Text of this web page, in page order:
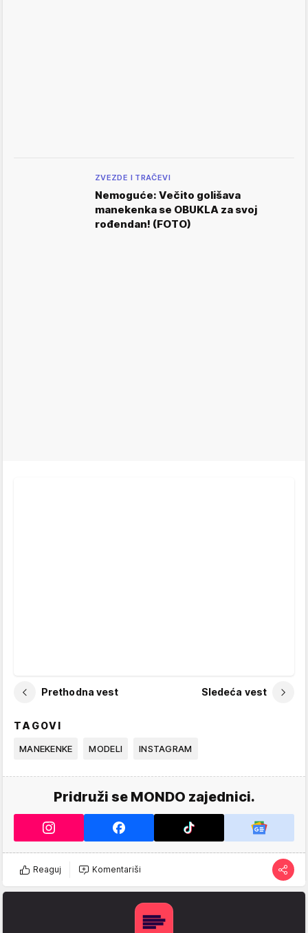
ZVEZDE I TRAČEVI
Nemoguće: Večito golišava
manekenka se OBUKLA za svoj
rođendan! (FOTO)
Prethodna vest Sledeća vest
TAGOVI
MANEKENKE MODELI INSTAGRAM
Pridruži se MONDO zajednici.
Reaguj Komentariši